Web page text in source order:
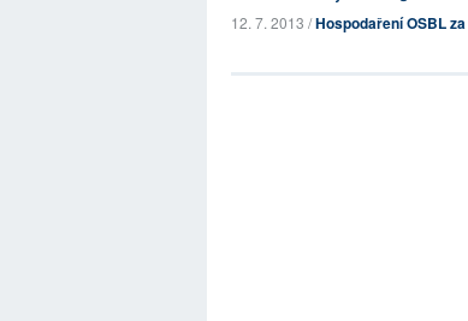
12. 7. 2013 /Hospodaření OSBL